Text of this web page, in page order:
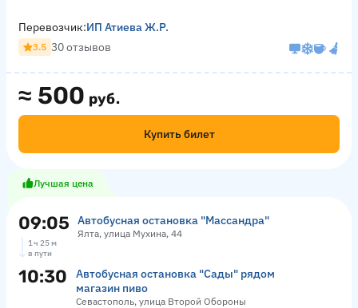
≈ 500 руб.
Купить билет
Перевозчик:ИП Атиева Ж.Р.
3.5 30 отзывов
Лучшая цена
09:05 Автобусная остановка "Массандра"
Ялта, улица Мухина, 44
1 ч 25 м
в пути
10:30
Автобусная остановка "Сады" рядом
магазин пиво
Севастополь, улица Второй Обороны